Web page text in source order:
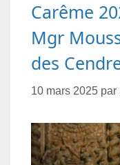
Carême
Mgr
des
10 mars 2025 par